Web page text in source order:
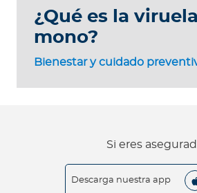
Bienestar y cuidado
¿Qué es la
mono?
Si eres
Descarga nuestra app